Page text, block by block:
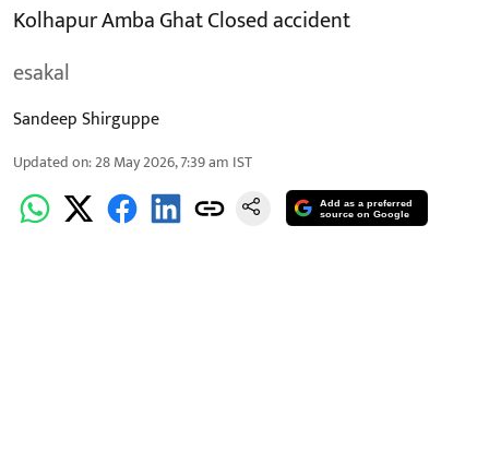
Kolhapur Amba Ghat Closed accident
esakal
Sandeep Shirguppe
Updated on:28 May 2026, 7:39 am IST
Add as a preferred
source on Google